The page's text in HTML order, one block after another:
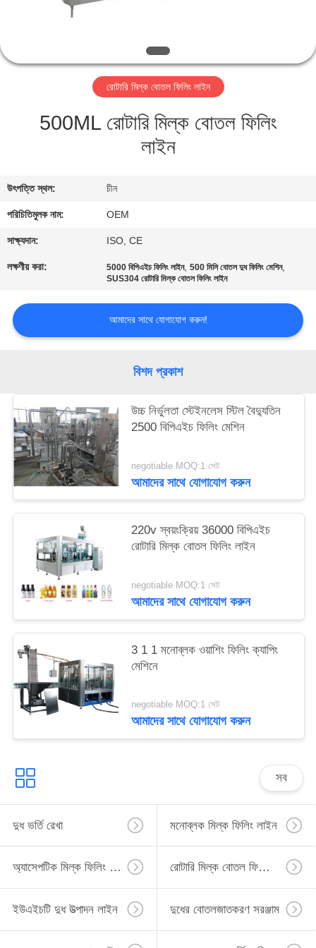
যোগাযোগ
উদ্ধৃতির
সাইট
ম্যাপ
POLICY
রোটারি মিল্ক বোতল ফিলিং লাইন
500ML রোটারি মিল্ক বোতল ফিলিং
লাইন
উৎপত্তি স্থল: চীন
পরিচিতিমুলক নাম: OEM
সাক্ষ্যদান: ISO, CE
লক্ষণীয় করা: 5000 বিপিএইচ ফিলিং লাইন,500 মিলি বোতল দুধ ফিলিং মেশিন,
SUS304 রোটারি মিল্ক বোতল ফিলিং লাইন
আমাদের সাথে যোগাযোগ করুন!
বিশদ প্রকাশ
উচ্চ নির্ভুলতা স্টেইনলেস স্টিল বৈদ্যুতিন
2500 বিপিএইচ ফিলিং মেশিন
negotiable MOQ:1 সেট
আমাদের সাথে যোগাযোগ করুন
220v স্বয়ংক্রিয় 36000 বিপিএইচ
রোটারি মিল্ক বোতল ফিলিং লাইন
negotiable MOQ:1 সেট
আমাদের সাথে যোগাযোগ করুন
3 1 1 মনোব্লক ওয়াশিং ফিলিং ক্যাপিং
মেশিনে
negotiable MOQ:1 সেট
আমাদের সাথে যোগাযোগ করুন
সব
দুধ ভর্তি রেখা মনোব্লক মিল্ক ফিলিং লাইন
অ্যাসেপটিক মিল্ক ফিলিং লাইন রোটারি মিল্ক বোতল ফিলিং লাইন
ইউএইচটি দুধ উত্পাদন লাইন দুধের বোতলজাতকরণ সরঞ্জাম